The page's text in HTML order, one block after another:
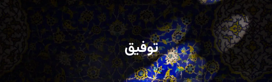
توفیق